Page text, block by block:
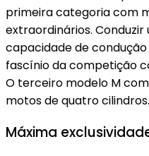
primeira categoria com
extraordinários.
capacidade de condução
fascínio da competição
O terceiro modelo M
motos de quatro cilindros.
Máxima